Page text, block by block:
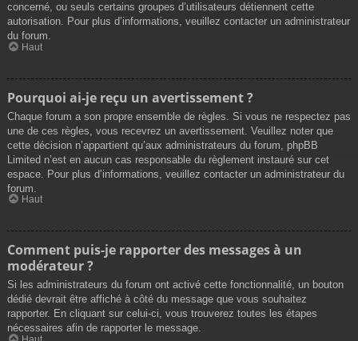
concerné, ou seuls certains groupes d’utilisateurs détiennent cette
autorisation. Pour plus d’informations, veuillez contacter un administrateur
du forum.
Haut
Pourquoi ai-je reçu un avertissement ?
Chaque forum a son propre ensemble de règles. Si vous ne respectez pas
une de ces règles, vous recevrez un avertissement. Veuillez noter que
cette décision n’appartient qu’aux administrateurs du forum, phpBB
Limited n’est en aucun cas responsable du règlement instauré sur cet
espace. Pour plus d’informations, veuillez contacter un administrateur du
forum.
Haut
Comment puis-je rapporter des messages à un
modérateur ?
Si les administrateurs du forum ont activé cette fonctionnalité, un bouton
dédié devrait être affiché à côté du message que vous souhaitez
rapporter. En cliquant sur celui-ci, vous trouverez toutes les étapes
nécessaires afin de rapporter le message.